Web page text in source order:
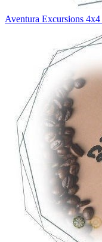
Aventura Excursions